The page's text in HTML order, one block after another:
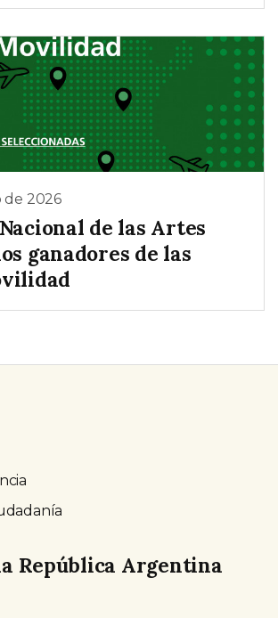
de 2026
de las Artes
ganadores de las
República Argentina